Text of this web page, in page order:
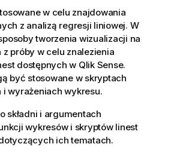
w celu znajdowania
z analizą regresji liniowej. W
tworzenia wizualizacji na
próby w celu znalezienia
dostępnych w Qlik Sense.
być stosowane w skryptach
i wyrażeniach wykresu.
składni i argumentach
wykresów i skryptów linest
ich tematach.